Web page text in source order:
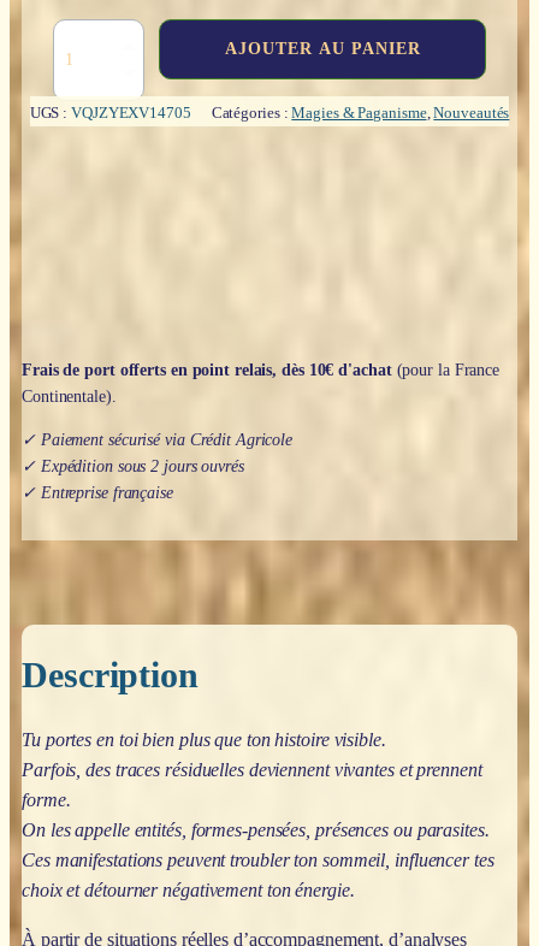
rituels
de
AJOUTER AU PANIER
UGS :VQJZYEXV14705 Catégories :Magies & Paganisme,Nouveautés
Frais de port offerts en point relais, dès 10€ d'achat(pour la France
Continentale).
✓ Paiement sécurisé via Crédit Agricole
✓ Expédition sous 2 jours ouvrés
✓ Entreprise française
Description
Tu portes en toi bien plus que ton histoire visible.
Parfois, des traces résiduelles deviennent vivantes et prennent
forme.
On les appelle entités, formes-pensées, présences ou parasites.
Ces manifestations peuvent troubler ton sommeil, influencer tes
choix et détourner négativement ton énergie.
À partir de situations réelles d’accompagnement, d’analyses